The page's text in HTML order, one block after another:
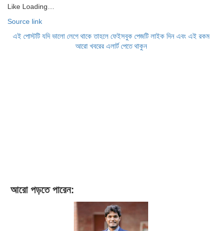
Like Loading…
Source link
এই পোস্টটি যদি ভালো লেগে থাকে তাহলে ফেইসবুক পেজটি লাইক দিন এবং এই রকম
আরো খবরের এলার্ট পেতে থাকুন
আরো পড়তে পারেন: